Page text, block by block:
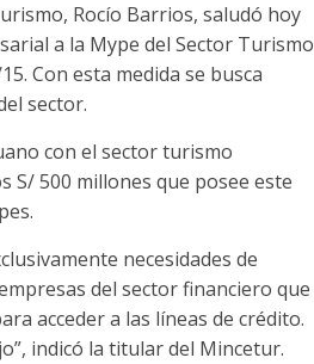
Rocío Barrios, saludó hoy
a la Mype del Sector Turismo
Con esta medida se busca
sector.
con el sector turismo
S/ 500 millones que posee este
necesidades de
del sector financiero que
acceder a las líneas de crédito.
indicó la titular del Mincetur.